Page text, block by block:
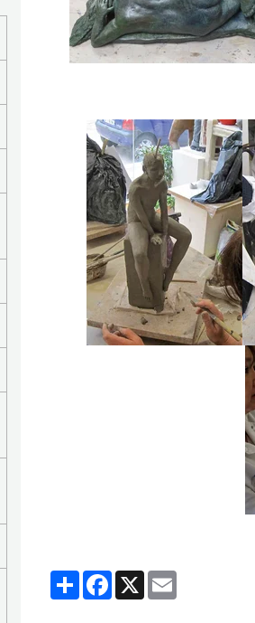
PartagerFacebook
X